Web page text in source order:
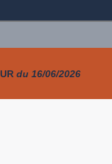
du 16/06/2026